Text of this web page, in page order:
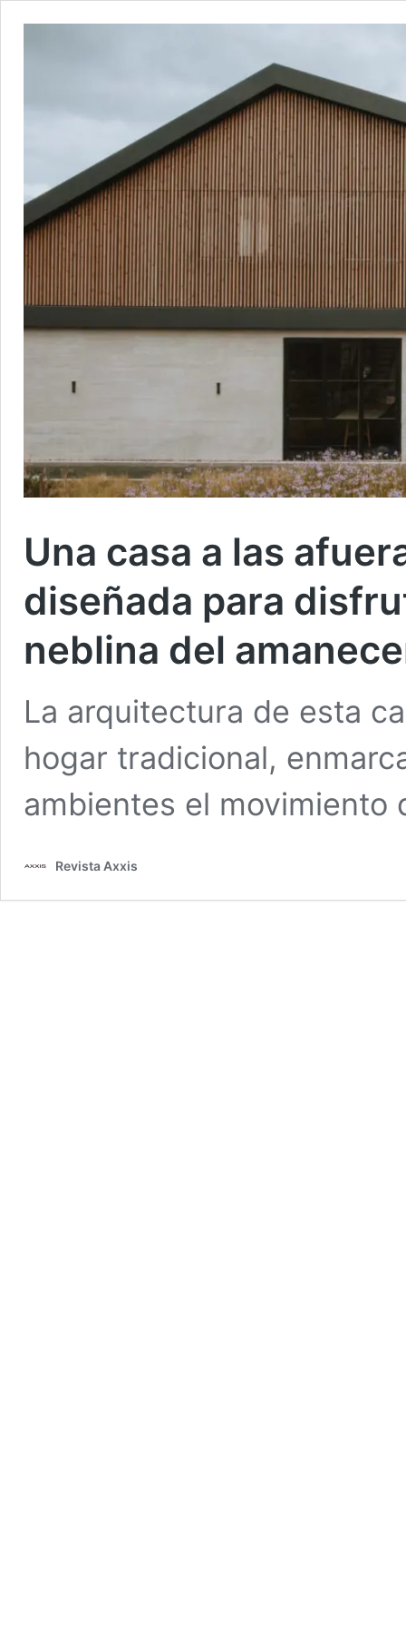
Una casa a las
diseñada para
neblina del
La arquitectura de esta
hogar tradicional,
ambientes el movimiento
Revista Axxis